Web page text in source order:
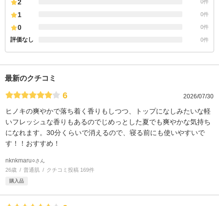
2 0件
1 0件
0 0件
評価なし 0件
最新のクチコミ
6 2026/07/30
ヒノキの爽やかで落ち着く香りもしつつ、トップになしみたいな軽
いフレッシュな香りもあるのでじめっとした夏でも爽やかな気持ち
になれます。30分くらいで消えるので、寝る前にも使いやすいで
す！！おすすめ！
nknkmaru○さん
26歳 普通肌 クチコミ投稿 169件
購入品